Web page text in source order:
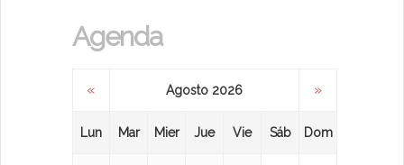
Agenda
« Agosto 2026 »
Lun Mar Mier Jue Vie Sáb Dom